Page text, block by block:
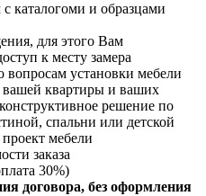
каталогоми и образцами
для этого Вам
к месту замера
вопросам установки мебели
вашей квартиры и ваших
решение по
спальни или детской
мебели
заказа
30%)
договора, без оформления